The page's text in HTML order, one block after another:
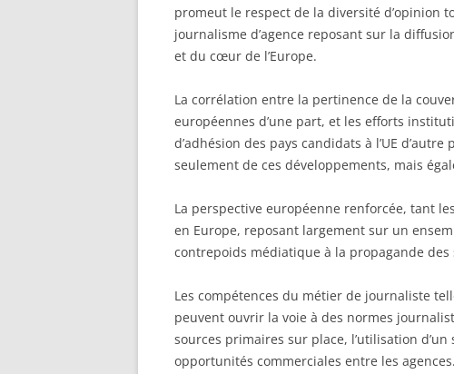
promeut le respect de la diversité d’opinion
journalisme d’agence reposant sur la
et du cœur de l’Europe.
La corrélation entre la pertinence de la
européennes d’une part, et les efforts
d’adhésion des pays candidats à l’UE
seulement de ces développements, mais
La perspective européenne renforcée, tant
en Europe, reposant largement sur un
contrepoids médiatique à la propagande des
Les compétences du métier de journaliste
peuvent ouvrir la voie à des normes
sources primaires sur place, l’utilisation
opportunités commerciales entre les